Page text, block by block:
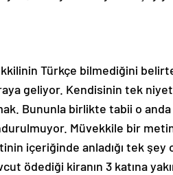
Türkçe bilmediğini
geliyor. Kendisinin tek
Bununla birlikte tabii o
Müvekkile bir
içeriğinde anladığı tek şey
ödediği kiranın 3 katına